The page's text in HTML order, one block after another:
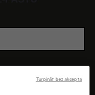
Turpināt bez akcepta